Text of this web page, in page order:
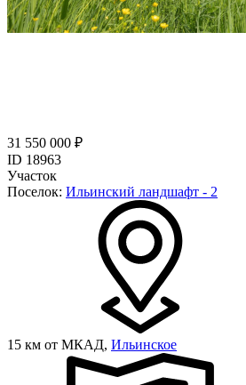
31 550 000 ₽
ID 18963
Участок
Поселок: Ильинский ландшафт - 2
15 км от МКАД, Ильинское